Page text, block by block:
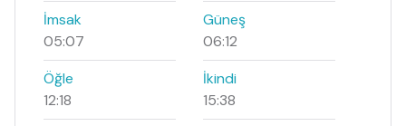
İmsak
05:07
Güneş
06:12
Öğle
12:18
İkindi
15:38